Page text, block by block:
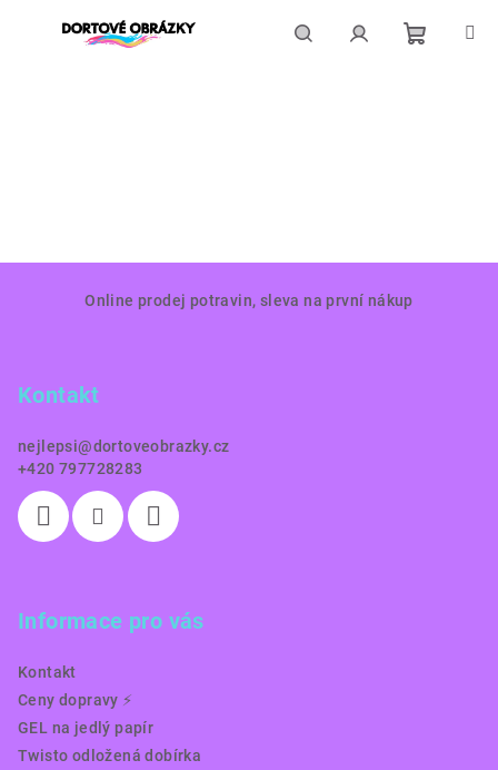
Online prodej potravin, sleva na první nákup
Kontakt
nejlepsi@dortoveobrazky.cz
+420 797728283
Informace pro vás
Kontakt
Ceny dopravy ⚡️
GEL na jedlý papír
Twisto odložená dobírka